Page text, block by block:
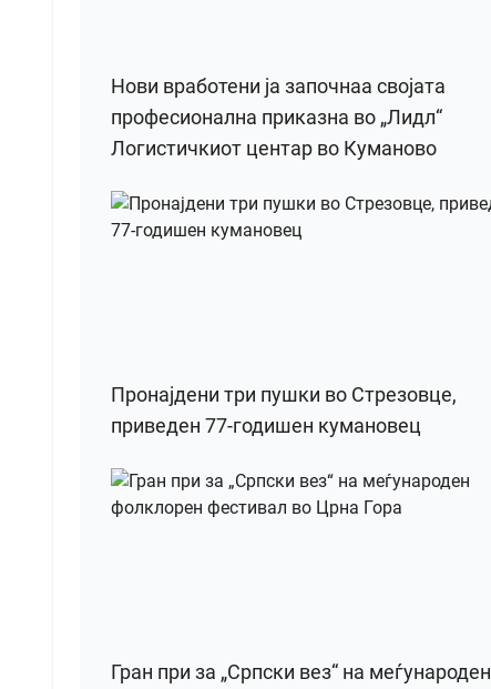
Нови вработени ја започнаа својата
професионална приказна во „Лидл“
Логистичкиот центар во Куманово
Пронајдени три пушки во Стрезовце,
приведен 77-годишен кумановец
Гран при за „Српски вез“ на меѓународен